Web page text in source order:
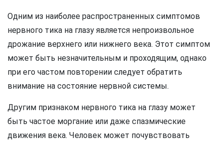
Одним из наиболее распространенных симптомов
нервного тика на глазу является непроизвольное
дрожание верхнего или нижнего века. Этот симптом
может быть незначительным и проходящим, однако
при его частом повторении следует обратить
внимание на состояние нервной системы.
Другим признаком нервного тика на глазу может
быть частое моргание или даже спазмические
движения века. Человек может почувствовать